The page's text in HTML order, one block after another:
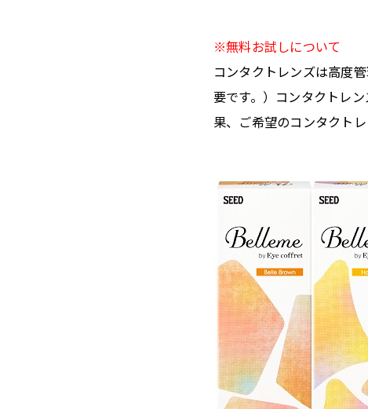
※無料お試しについて
コンタクトレンズは高度
要です。）コンタクトレ
果、ご希望のコンタクト